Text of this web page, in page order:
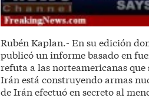
Rubén Kaplan.- En su edición
publicó un informe basado en
refuta a las norteamericanas
Irán está construyendo armas
de Irán efectuó en secreto al